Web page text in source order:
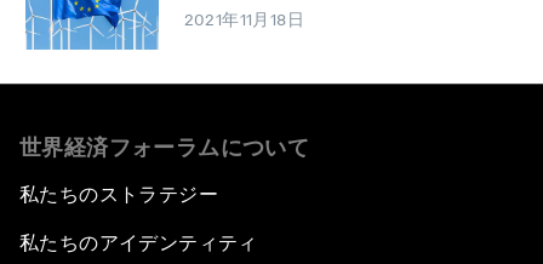
2021年11月18日
世界経済フォーラムについて
私たちのストラテジー
私たちのアイデンティティ